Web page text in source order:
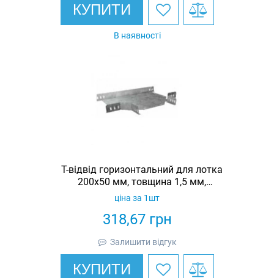
КУПИТИ
В наявності
Т-відвід горизонтальний для лотка
200х50 мм, товщина 1,5 мм,
гарячеоцинкований, Eurotray
318,67грн
ціна за 1шт
Залишити відгук
КУПИТИ